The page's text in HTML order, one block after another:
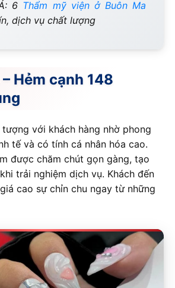
6 Thẩm mỹ viện ở Buôn Ma
dịch vụ chất lượng
Hẻm cạnh 148
tượng với khách hàng nhờ phong
tế và có tính cá nhân hóa cao.
được chăm chút gọn gàng, tạo
trải nghiệm dịch vụ. Khách đến
cao sự chỉn chu ngay từ những